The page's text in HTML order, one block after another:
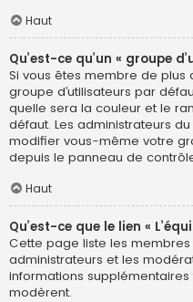
Haut
Qu’est-ce qu’un « groupe
Si vous êtes membre de plus
groupe d’utilisateurs par
quelle sera la couleur et le
défaut. Les administrateurs
modifier vous-même votre
depuis le panneau de
Haut
Qu’est-ce que le lien «
Cette page liste les
administrateurs et les
informations supplémentaires
modèrent.